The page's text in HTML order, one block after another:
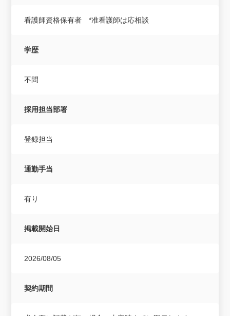
看護師資格保有者 *准看護師は応相談
学歴
不問
採用担当部署
登録担当
通勤手当
有り
掲載開始日
2026/08/05
契約期間